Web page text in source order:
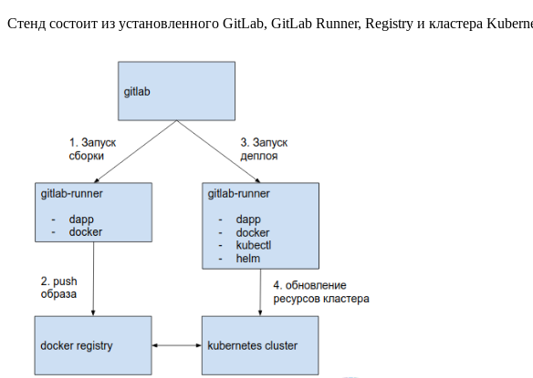
Стенд состоит из установленного GitLab, GitLab Runner, Registry и кластера